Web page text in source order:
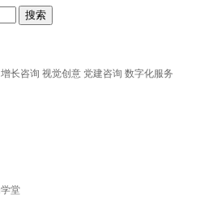
增长咨询 视觉创意 党建咨询 数字化服务
堂